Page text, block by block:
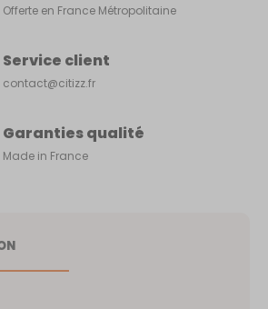
Offerte en France Métropolitaine
Service client
contact@citizz.fr
Garanties qualité
Made in France